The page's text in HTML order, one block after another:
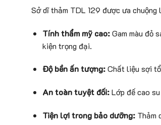
Sở dĩ thảm TDL 129 được ưa
Tính thẩm mỹ cao:Gam màu đỏ
kiện trọng đại.
Độ bền ấn tượng:Chất liệu sợi
An toàn tuyệt đối:Lớp đế cao
Tiện lợi trong bảo dưỡng: Thảm